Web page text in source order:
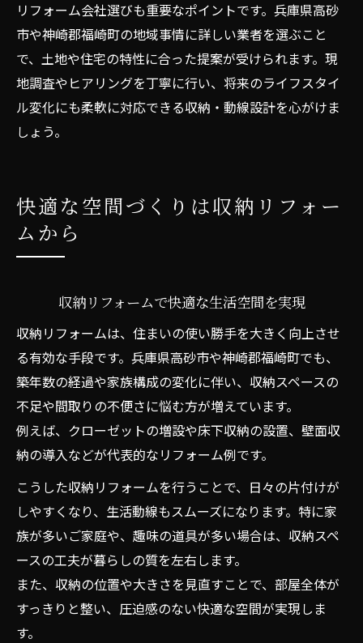
リフォーム会社選びも重要なポイントです。兵庫県高砂
市や神崎郡福崎町の地域事情に詳しい業者を選ぶこと
で、土地や住宅の特性に合った提案が受けられます。現
地調査やヒアリングを丁寧に行い、将来のライフスタイ
ル変化にも柔軟に対応できる収納・動線設計を心がけま
しょう。
快適な空間づくりは収納リフォー
ムから
収納リフォームで快適な生活空間を実現
収納リフォームは、住まいの使い勝手を大きく向上させ
る有効な手段です。兵庫県高砂市や神崎郡福崎町でも、
築年数の経過や家族構成の変化に伴い、収納スペースの
不足や間取りの不便さに悩む方が増えています。
例えば、クローゼットの増設や床下収納の設置、壁面収
納の導入などが代表的なリフォーム例です。
こうした収納リフォームを行うことで、日々の片付けが
しやすくなり、生活動線もスムーズになります。特に家
族が多いご家庭や、趣味の道具が多い場合は、収納スペ
ースの工夫が暮らしの質を左右します。
また、収納の位置や大きさを見直すことで、部屋全体が
すっきりと整い、圧迫感のない快適な空間が実現しま
す。